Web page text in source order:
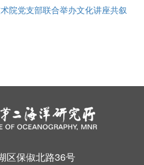
院党支部联合举办文化讲座共叙
区保俶北路36号